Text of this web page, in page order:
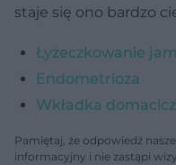
staje się ono bardzo
Łyżeczkowanie
Endometrioza
Wkładka
Pamiętaj, że odpowiedź
informacyjny i nie zastąpi